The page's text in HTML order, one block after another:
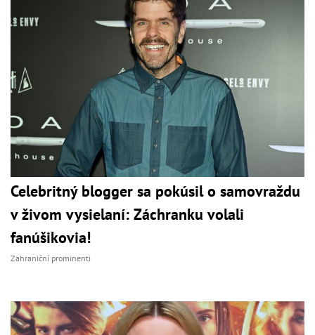
Celebritný blogger sa pokúsil o samovraždu
v živom vysielaní: Záchranku volali
fanúšikovia!
Zahraniční prominenti